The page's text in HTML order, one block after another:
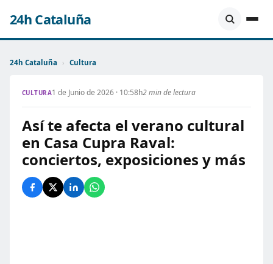
24h Cataluña
24h Cataluña › Cultura
CULTURA1 de Junio de 2026 · 10:58h2 min de lectura
Así te afecta el verano cultural
en Casa Cupra Raval:
conciertos, exposiciones y más